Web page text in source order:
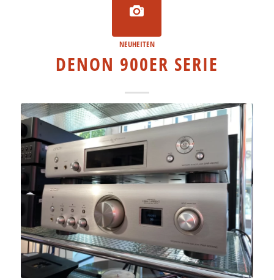
NEUHEITEN
DENON 900ER SERIE